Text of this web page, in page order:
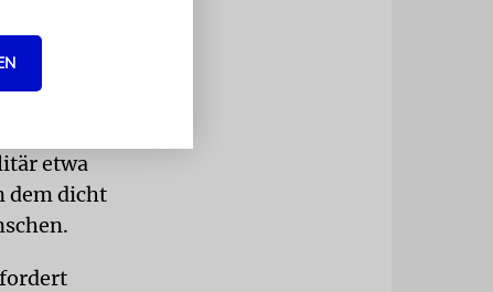
Ende
etwa
dem dicht